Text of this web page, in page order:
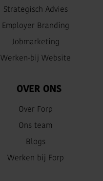
Strategisch Advies
Employer Branding
Jobmarketing
Werken-bij Website
OVER ONS
Over Forp
Ons team
Blogs
Werken bij Forp